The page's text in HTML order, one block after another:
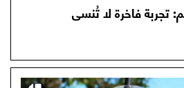
تجربة فاخرة لا تُنسى